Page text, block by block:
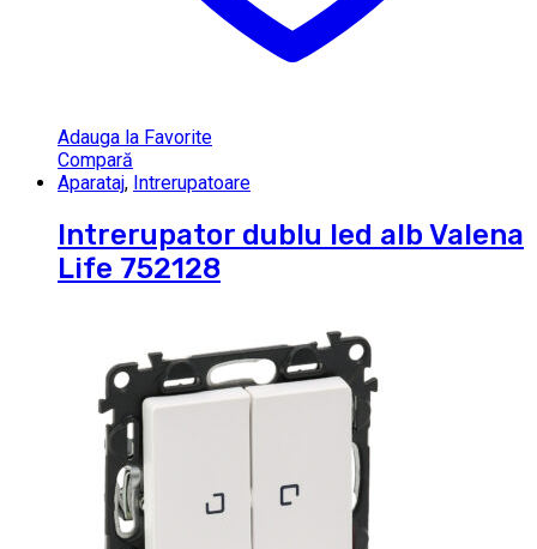
Adauga la Favorite
Compară
Aparataj, Intrerupatoare
Intrerupator dublu led alb Valena
Life 752128